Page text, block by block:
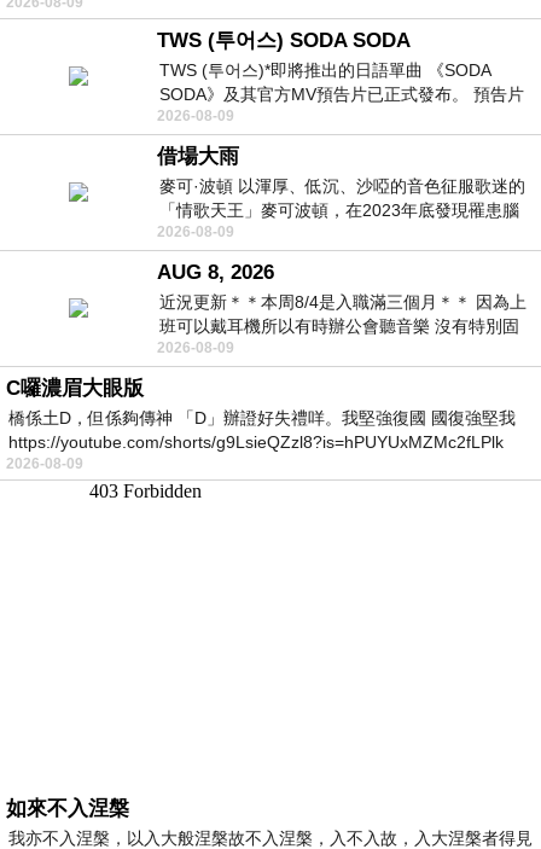
TWS (투어스) SODA SODA
TWS (투어스)*即將推出的日語單曲 《SODA
SODA》及其官方MV預告片已正式發布。 預告片
一經發布， 就引發了粉絲們對這次夏季回
2026-08-09
借場大雨
麥可·波頓 以渾厚、低沉、沙啞的音色征服歌迷的
「情歌天王」麥可波頓，在2023年底發現罹患腦
瘤「祈禱早日康復，一切都好」。
2026-08-09
AUG 8, 2026
近況更新＊＊本周8/4是入職滿三個月＊＊ 因為上
班可以戴耳機所以有時辦公會聽音樂 沒有特別固
定哪天但就是一周某一天會固定聽'90
2026-08-09
C囉濃眉大眼版
橋係土D，但係夠傳神 「D」辦證好失禮咩。我堅強復國 國復強堅我
https://youtube.com/shorts/g9LsieQZzl8?is=hPUYUxMZMc2fLPlk
2026-08-09
如來不入涅槃
我亦不入涅槃，以入大般涅槃故不入涅槃，入不入故，入大涅槃者得見